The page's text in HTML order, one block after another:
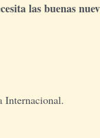
las buenas
Internacional.